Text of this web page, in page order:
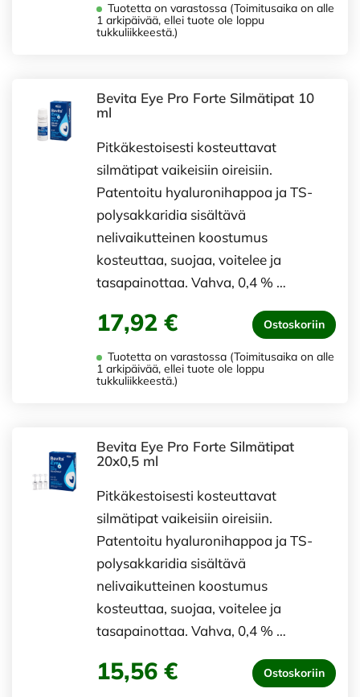
Tuotetta on varastossa (Toimitusaika on alle
1 arkipäivää, ellei tuote ole loppu
tukkuliikkeestä.)
Bevita Eye Pro Forte Silmätipat 10
ml
Pitkäkestoisesti kosteuttavat
silmätipat vaikeisiin oireisiin.
Patentoitu hyaluronihappoa ja TS-
polysakkaridia sisältävä
nelivaikutteinen koostumus
kosteuttaa, suojaa, voitelee ja
tasapainottaa. Vahva, 0,4 % …
17,92 € Ostoskoriin
Tuotetta on varastossa (Toimitusaika on alle
1 arkipäivää, ellei tuote ole loppu
tukkuliikkeestä.)
Bevita Eye Pro Forte Silmätipat
20x0,5 ml
Pitkäkestoisesti kosteuttavat
silmätipat vaikeisiin oireisiin.
Patentoitu hyaluronihappoa ja TS-
polysakkaridia sisältävä
nelivaikutteinen koostumus
kosteuttaa, suojaa, voitelee ja
tasapainottaa. Vahva, 0,4 % …
15,56 € Ostoskoriin